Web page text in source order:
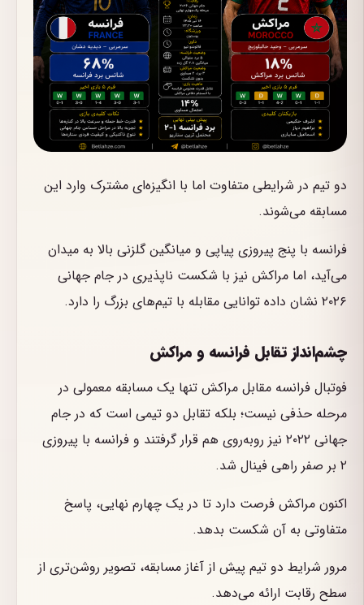
دو تیم در شرایطی متفاوت اما با انگیزه‌ای مشترک وارد این
مسابقه می‌شوند.
فرانسه با پنج پیروزی پیاپی و میانگین گلزنی بالا به میدان
می‌آید، اما مراکش نیز با شکست ناپذیری در جام جهانی
۲۰۲۶ نشان داده توانایی مقابله با تیم‌های بزرگ را دارد.
چشم‌انداز تقابل فرانسه و مراکش
فوتبال فرانسه مقابل مراکش تنها یک مسابقه معمولی در
مرحله حذفی نیست؛ بلکه تقابل دو تیمی است که در جام
جهانی ۲۰۲۲ نیز روبه‌روی هم قرار گرفتند و فرانسه با پیروزی
۲ بر صفر راهی فینال شد.
اکنون مراکش فرصت دارد تا در یک چهارم نهایی، پاسخ
متفاوتی به آن شکست بدهد.
مرور شرایط دو تیم پیش از آغاز مسابقه، تصویر روشن‌تری از
سطح رقابت ارائه می‌دهد.